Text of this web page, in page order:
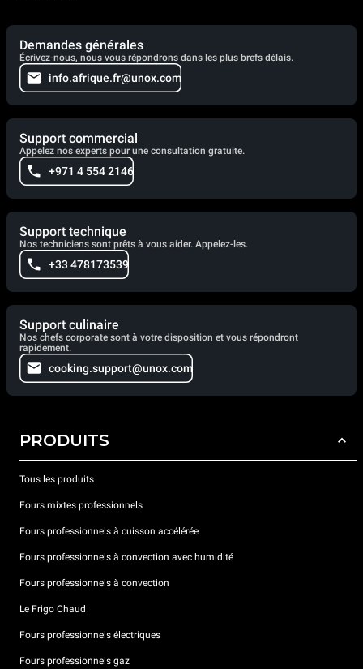
Demandes générales
Écrivez-nous, nous vous répondrons dans les plus brefs délais.
info.afrique.fr@unox.com
Support commercial
Appelez nos experts pour une consultation gratuite.
+971 4 554 2146
Support technique
Nos techniciens sont prêts à vous aider. Appelez-les.
+33 478173539
Support culinaire
Nos chefs corporate sont à votre disposition et vous répondront
rapidement.
cooking.support@unox.com
PRODUITS
Tous les produits
Fours mixtes professionnels
Fours professionnels à cuisson accélérée
Fours professionnels à convection avec humidité
Fours professionnels à convection
Le Frigo Chaud
Fours professionnels électriques
Fours professionnels gaz